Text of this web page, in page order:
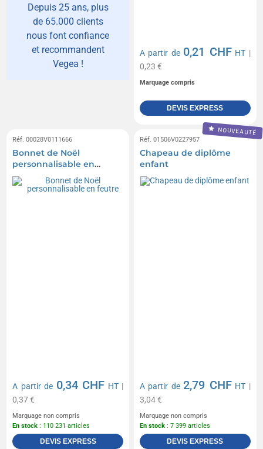
Depuis 25 ans, plus
de 65.000 clients
nous font confiance
et recommandent
Vegea !
A partir de 0,21 CHF HT |
0,23 €
Marquage compris
DEVIS EXPRESS
Réf. 00028V0111666
Bonnet de Noël
personnalisable en
feutre
A partir de 0,34 CHF HT|
0,37 €
Marquage non compris
En stock : 110 231 articles
DEVIS EXPRESS
NOUVEAUTÉ
Réf. 01506V0227957
Chapeau de diplôme
enfant
A partir de2,79 CHF HT |
3,04 €
Marquage non compris
En stock : 7 399 articles
DEVIS EXPRESS